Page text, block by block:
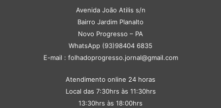
Avenida João Atilis s/n
Bairro Jardim Planalto
Novo Progresso – PA
WhatsApp (93)98404 6835
E-mail : folhadoprogresso.jornal@gmail.com
Atendimento online 24 horas
Local das 7:30hrs às 11:30hrs
13:30hrs às 18:00hrs